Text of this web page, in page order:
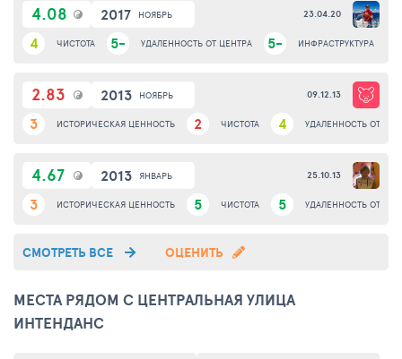
4.08
4 ЧИСТОТА 5- УДАЛЕННОСТЬ ОТ ЦЕНТРА 5- ИНФРАСТРУКТУРА
2017 НОЯБРЬ 23.04.20
2.83
3 ИСТОРИЧЕСКАЯ ЦЕННОСТЬ 2 ЧИСТОТА 4 УДАЛЕННОСТЬ ОТ
2013 НОЯБРЬ 09.12.13
4.67
3 ИСТОРИЧЕСКАЯ ЦЕННОСТЬ 5 ЧИСТОТА 5 УДАЛЕННОСТЬ ОТ
2013 ЯНВАРЬ 25.10.13
СМОТРЕТЬ ВСЕ ОЦЕНИТЬ
МЕСТА РЯДОМ С ЦЕНТРАЛЬНАЯ УЛИЦА
ИНТЕНДАНС